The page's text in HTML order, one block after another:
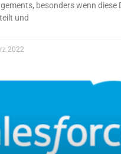
besonders wenn diese
und
2022